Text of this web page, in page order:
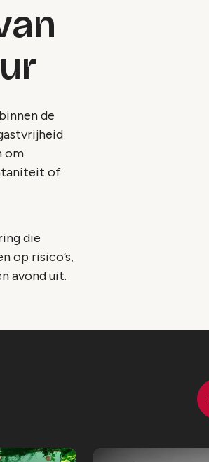
de
om
of
die
op risico’s,
avond uit.